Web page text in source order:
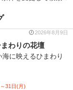
2026年8月9日
わりの花壇
に映えるひまわり
31日(月)